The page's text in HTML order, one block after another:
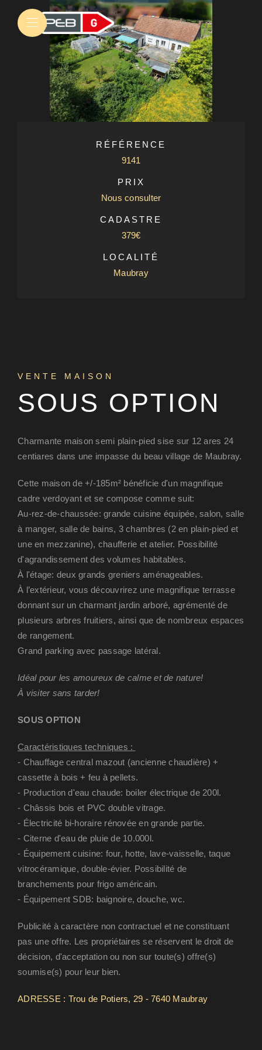
RÉFÉRENCE
9141
PRIX
Nous consulter
CADASTRE
379€
LOCALITÉ
Maubray
VENTE MAISON
SOUS OPTION
Charmante maison semi plain-pied sise sur 12 ares 24
centiares dans une impasse du beau village de Maubray.
Cette maison de +/-185m² bénéficie d'un magnifique
cadre verdoyant et se compose comme suit:
Au-rez-de-chaussée: grande cuisine équipée, salon, salle
à manger, salle de bains, 3 chambres (2 en plain-pied et
une en mezzanine), chaufferie et atelier. Possibilité
d'agrandissement des volumes habitables.
À l'étage: deux grands greniers aménageables.
À l’extérieur, vous découvrirez une magnifique terrasse
donnant sur un charmant jardin arboré, agrémenté de
plusieurs arbres fruitiers, ainsi que de nombreux espaces
de rangement.
Grand parking avec passage latéral.
Idéal pour les amoureux de calme et de nature!
À visiter sans tarder!
SOUS OPTION
Caractéristiques techniques :
- Chauffage central mazout (ancienne chaudière) +
cassette à bois + feu à pellets.
- Production d'eau chaude: boiler électrique de 200l.
- Châssis bois et PVC double vitrage.
- Électricité bi-horaire rénovée en grande partie.
- Citerne d'eau de pluie de 10.000l.
- Équipement cuisine: four, hotte, lave-vaisselle, taque
vitrocéramique, double-évier. Possibilité de
branchements pour frigo américain.
- Équipement SDB: baignoire, douche, wc.
Publicité à caractère non contractuel et ne constituant
pas une offre. Les propriétaires se réservent le droit de
décision, d'acceptation ou non sur toute(s) offre(s)
soumise(s) pour leur bien.
ADRESSE : Trou de Potiers, 29 - 7640 Maubray